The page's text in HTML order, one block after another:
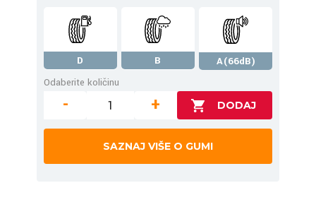
D B
A(66dB)
Odaberite količinu
- +
SAZNAJ VIŠE O GUMI